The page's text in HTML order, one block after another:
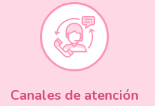
Canales de atención